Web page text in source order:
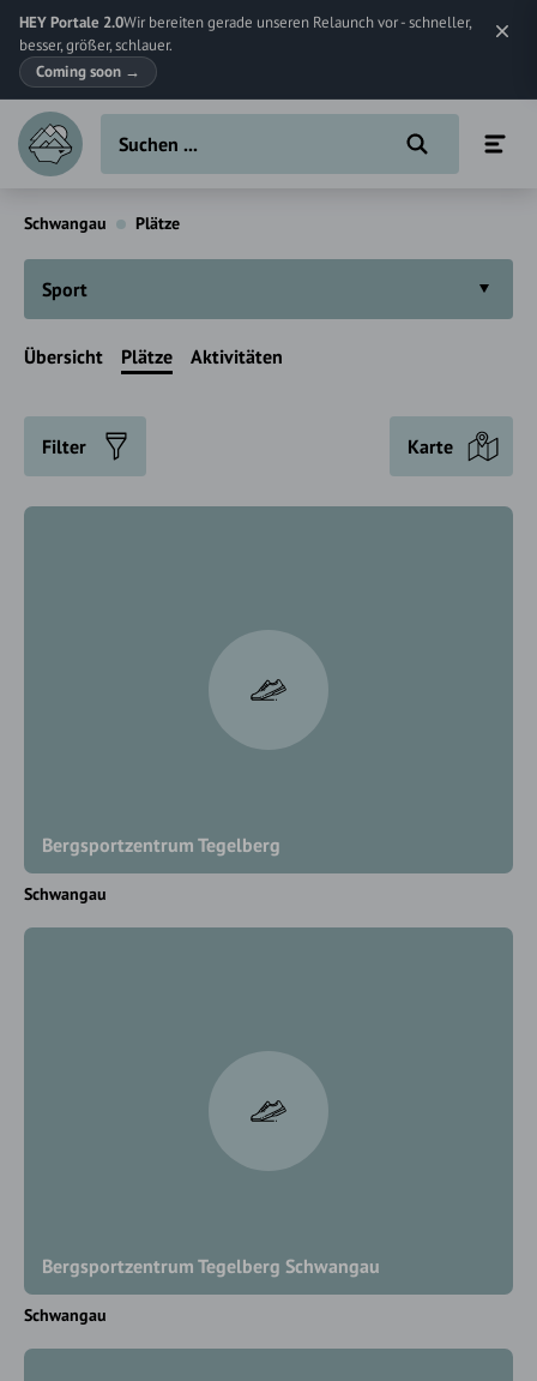
HEY Portale 2.0Wir bereiten gerade unseren Relaunch vor - schneller,
besser, größer, schlauer.
Coming soon →
Schwangau Plätze
Sport
Übersicht Plätze Aktivitäten
Filter Karte
Bergsportzentrum Tegelberg
Schwangau
Bergsportzentrum Tegelberg Schwangau
Schwangau